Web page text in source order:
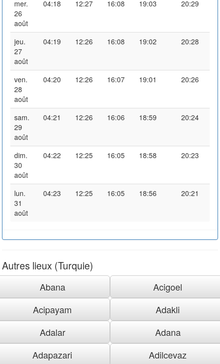
mer.
26
août
04:18 12:27 16:08 19:03 20:29
jeu.
27
août
04:19 12:26 16:08 19:02 20:28
ven.
28
août
04:20 12:26 16:07 19:01 20:26
sam.
29
août
04:21 12:26 16:06 18:59 20:24
dim.
30
août
04:22 12:25 16:05 18:58 20:23
lun.
31
août
04:23 12:25 16:05 18:56 20:21
Autres lieux (Turquie)
Abana
Acigoel
Acipayam
Adakli
Adalar
Adana
Adapazari
Adilcevaz